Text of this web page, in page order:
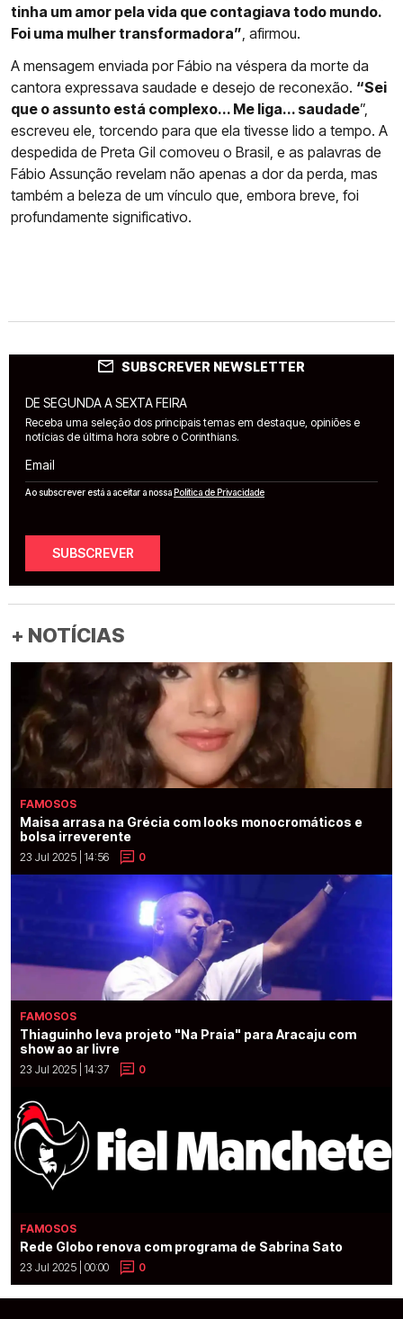
tinha um amor pela vida que contagiava todo mundo.
Foi uma mulher transformadora” , afirmou.
A mensagem enviada por Fábio na véspera da morte da
cantora expressava saudade e desejo de reconexão. “Sei
que o assunto está complexo... Me liga... saudade”,
escreveu ele, torcendo para que ela tivesse lido a tempo. A
despedida de Preta Gil comoveu o Brasil, e as palavras de
Fábio Assunção revelam não apenas a dor da perda, mas
também a beleza de um vínculo que, embora breve, foi
profundamente significativo.
SUBSCREVER NEWSLETTER
DE SEGUNDA A SEXTA FEIRA
Receba uma seleção dos principais temas em destaque, opiniões e
notícias de última hora sobre o Corinthians.
Email
Ao subscrever está a aceitar a nossaPolítica de Privacidade
SUBSCREVER
+ NOTÍCIAS
FAMOSOS
Maisa arrasa na Grécia com looks monocromáticos e
bolsa irreverente
23 Jul 2025 | 14:56 0
FAMOSOS
Thiaguinho leva projeto "Na Praia" para Aracaju com
show ao ar livre
23 Jul 2025 | 14:37 0
FAMOSOS
Rede Globo renova com programa de Sabrina Sato
23 Jul 2025 | 00:00 0